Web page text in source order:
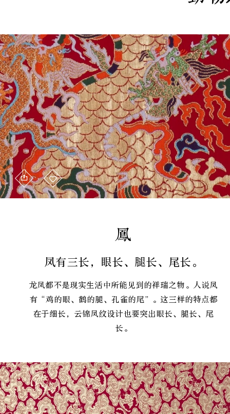
凤
凤有三长，眼长、腿长、尾长。
龙凤都不是现实生活中所能见到的祥瑞之物。人说凤
有“鸡的眼、鹤的腿、孔雀的尾”。这三样的特点都
在于细长，云锦凤纹设计也要突出眼长、腿长、尾
长。